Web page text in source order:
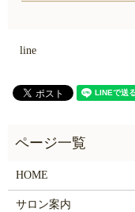
line
HOME
サロン案内